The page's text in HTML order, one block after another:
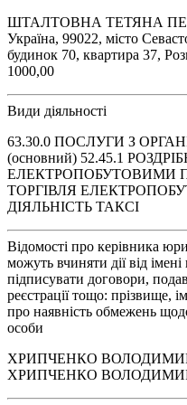
ШТАЛТОВНА ТЕТЯНА
Україна, 99022, місто
будинок 70, квартира 37,
1000,00
Види діяльності
63.30.0 ПОСЛУГИ З
(основний) 52.45.1
ЕЛЕКТРОПОБУТОВИМИ
ТОРГІВЛЯ
ДІЯЛЬНІСТЬ ТАКСІ
Відомості про керівника
можуть вчиняти дії від
підписувати договори,
реєстрації тощо: прізвище,
про наявність обмежень
особи
ХРИПЧЕНКО ВОЛОДИМИР
ХРИПЧЕНКО ВОЛОДИМИР